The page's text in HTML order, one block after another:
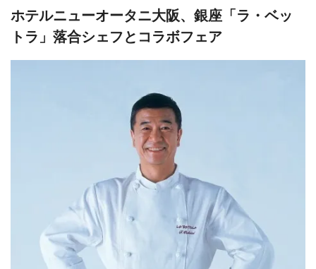
ホテルニューオータニ大阪、銀座「ラ・ベッ
トラ」落合シェフとコラボフェア